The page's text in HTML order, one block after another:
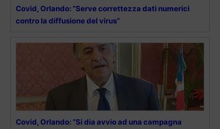
Covid, Orlando: “Serve correttezza dati numerici
contro la diffusione del virus”
Covid, Orlando: “Si dia avvio ad una campagna